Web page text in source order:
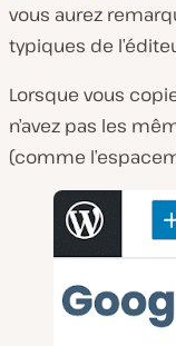
vous aurez
typiques de
Lorsque vous
n’avez pas les
(comme